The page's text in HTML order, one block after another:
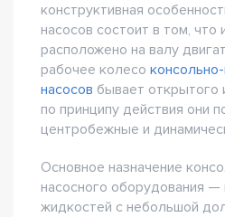
конструктивная
насосов состоит в том, что
расположено на валу
рабочее колесо
насосов бывает открытого
по принципу действия они
центробежные и
Основное назначение
насосного оборудования —
жидкостей с небольшой